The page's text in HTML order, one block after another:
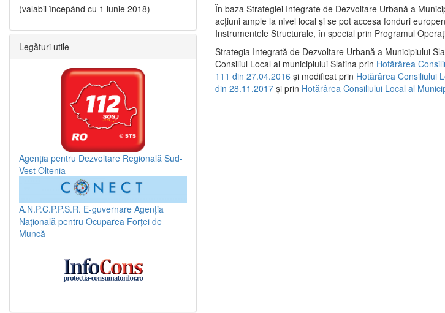
În baza Strategiei Integrate de Dezvoltare Urbană a
acţiuni ample la nivel local şi se pot accesa fonduri
Instrumentele Structurale, în special prin Programul
Strategia Integrată de Dezvoltare Urbană a Municipiului
Consiliul Local al municipiului Slatina prin Hotărârea
111 din 27.04.2016 și modificat prin Hotărârea Consiliului
din 28.11.2017 și prin Hotărârea Consiliului Local al
(valabil începând cu 1 iunie 2018)
Legături utile
Agenția pentru Dezvoltare Regională Sud-
Vest Oltenia
A.N.P.C.P.P.S.R. E-guvernare Agenția
Națională pentru Ocuparea Forței de
Muncă